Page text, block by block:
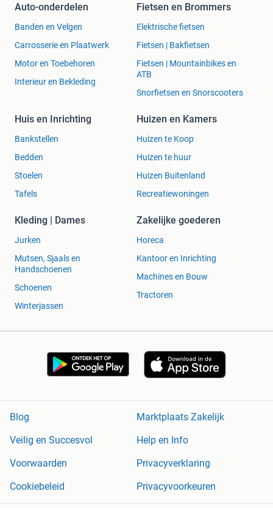
Auto-onderdelen
Banden en Velgen
Carrosserie en Plaatwerk
Motor en Toebehoren
Interieur en Bekleding
Fietsen en Brommers
Elektrische fietsen
Fietsen | Bakfietsen
Fietsen | Mountainbikes en
ATB
Snorfietsen en Snorscooters
Huis en Inrichting
Bankstellen
Bedden
Stoelen
Tafels
Huizen en Kamers
Huizen te Koop
Huizen te huur
Huizen Buitenland
Recreatiewoningen
Kleding | Dames
Jurken
Mutsen, Sjaals en
Handschoenen
Schoenen
Winterjassen
Zakelijke goederen
Horeca
Kantoor en Inrichting
Machines en Bouw
Tractoren
Blog
Marktplaats Zakelijk
Veilig en Succesvol
Help en Info
Voorwaarden
Privacyverklaring
Cookiebeleid
Privacyvoorkeuren